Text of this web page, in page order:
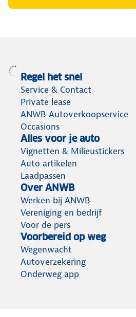
Regel het snel
Service & Contact
Private lease
ANWB Autoverkoopservice
Occasions
Alles voor je auto
Vignetten & Milieustickers
Auto artikelen
Laadpassen
Over ANWB
Werken bij ANWB
Vereniging en bedrijf
Voor de pers
Voorbereid op weg
Wegenwacht
Autoverzekering
Onderweg app